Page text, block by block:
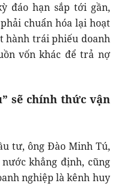
đáo hạn sắp tới gần,
chuẩn hóa lại hoạt
hành trái phiếu doanh
vốn khác để trả nợ
sẽ chính thức vận
tư, ông Đào Minh Tú,
khẳng định, cũng
nghiệp là kênh huy